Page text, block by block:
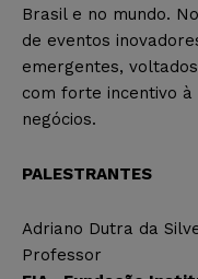
Brasil e no mundo.
de eventos
emergentes,
com forte incentivo
negócios.
PALESTRANTES
Adriano Dutra da
Professor